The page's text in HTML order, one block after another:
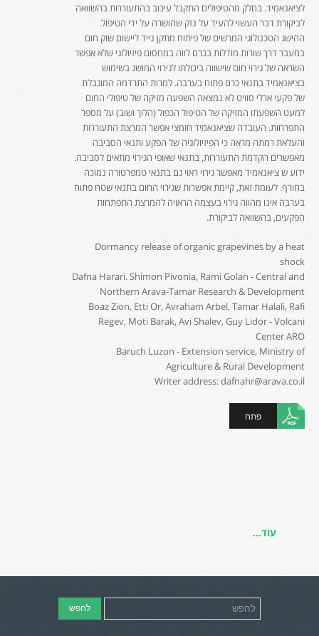
לציאנאמיד. בחלק מהטיפולים התקבל עיכוב בהתעוררות בהשוואה
לביקורת דבר העשוי להעיד על נזק שהושרה על ידי הטיפול.
ההישג הטכנולוגי המרשים של פיתוח מתקן נייד ליישום שוק חום
במעבר דרך שורות מודלות בכרם לווה במחסום פיזיולוגי שלא אפשר
השראה של גירוי חום שישווה ביכולתו לגירוי המושג בשימוש
בציאנאמיד בתנאי כרם פתוח בערבה. למרות התרדמה המוגבלת
של פקעי ארלי סוויט לא נמצאה השפעה מזיקה של טיפולי החום
למעט השפעתו המזיקה של הטיפול הכפול (הלוך ושוב) על מספר
התפרחות. העובדה שציאנאמיד חומצי אפשר המרצת התעוררות
והעלאת רמתה מראה כי הפיזיולוגיה של הפקע ותנאי הסביבה
מאפשרים הקדמת התעוררות, בתנאי שאופי הגירוי מתאים לסביבה.
ידוע ש ציאנאמיד מאפשר גירוי ראוי גם בתנאי טמפרטורה נמוכה
בחורף. לעומת זאת, קיימת אפשרות שגירוי החום בתנאי שטח פתוח
בערבה אינו מהווה גירוי בעצמה הראויה להמרצת התפתחות
הפקעים, בהשוואה לביקורת.
Dormancy release of organic grapevines by a heat
shock
Dafna Harari. Shimon Pivonia, Rami Golan - Central and
Northern Arava-Tamar Research & Development
Boaz Zion, Etti Or, Avraham Arbel, Tamar Halali, Rafi
Regev, Moti Barak, Avi Shalev, Guy Lidor - Volcani
Center ARO
Baruch Luzon - Extension service, Ministry of
Agriculture & Rural Development
Writer address: dafnahr@arava.co.il
פתח
עוד...